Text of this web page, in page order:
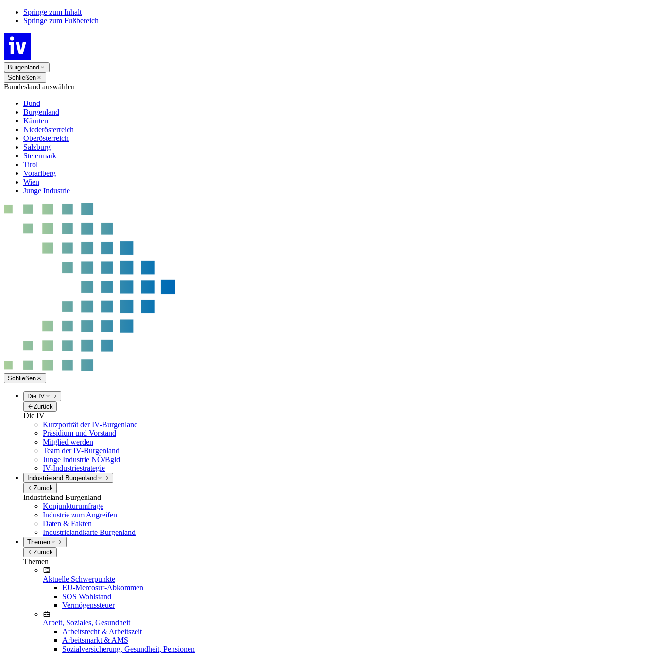
Springe zum Inhalt
Springe zum Fußbereich
Burgenland
Schließen
Bundesland auswählen
Bund
Burgenland
Kärnten
Niederösterreich
Oberösterreich
Salzburg
Steiermark
Tirol
Vorarlberg
Wien
Junge Industrie
Schließen
Die IV
Zurück
Die IV
Kurzporträt der IV-Burgenland
Präsidium und Vorstand
Mitglied werden
Team der IV-Burgenland
Junge Industrie NÖ/Bgld
IV-Industriestrategie
Industrieland Burgenland
Zurück
Industrieland Burgenland
Konjunkturumfrage
Industrie zum Angreifen
Daten & Fakten
Industrielandkarte Burgenland
Themen
Zurück
Themen
Aktuelle Schwerpunkte
EU-Mercosur-Abkommen
SOS Wohlstand
Vermögenssteuer
Arbeit, Soziales, Gesundheit
Arbeitsrecht & Arbeitszeit
Arbeitsmarkt & AMS
Sozialversicherung, Gesundheit, Pensionen